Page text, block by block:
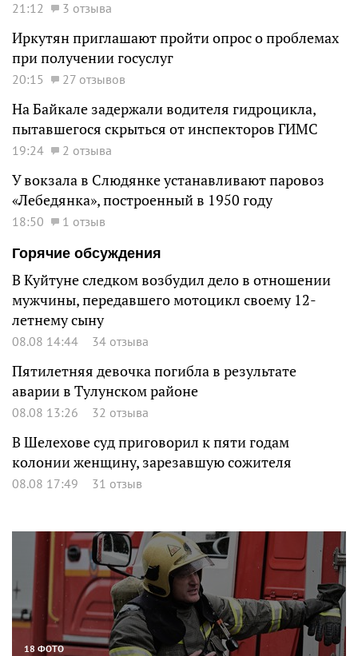
21:12 3 отзыва
Иркутян приглашают пройти опрос о проблемах
при получении госуслуг
20:15 27 отзывов
На Байкале задержали водителя гидроцикла,
пытавшегося скрыться от инспекторов ГИМС
19:24 2 отзыва
У вокзала в Слюдянке устанавливают паровоз
«Лебедянка», построенный в 1950 году
18:50
1 отзыв
Горячие обсуждения
В Куйтуне следком возбудил дело в отношении
мужчины, передавшего мотоцикл своему 12-
летнему сыну
08.08 14:44 34 отзыва
Пятилетняя девочка погибла в результате
аварии в Тулунском районе
08.08 13:26 32 отзыва
В Шелехове суд приговорил к пяти годам
колонии женщину, зарезавшую сожителя
08.08 17:49 31 отзыв
18 ФОТО